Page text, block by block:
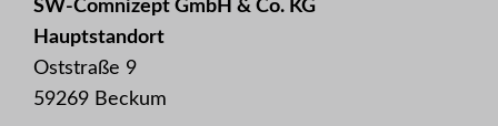
SW-Comnizept GmbH & Co. KG
Hauptstandort
Oststraße 9
59269 Beckum